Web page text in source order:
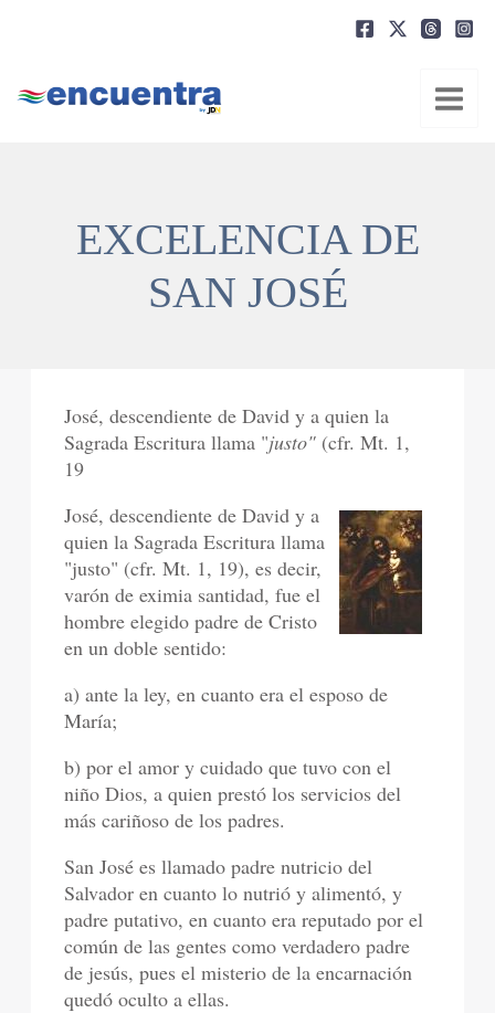
EXCELENCIA DE
SAN JOSÉ
José, descendiente de David y a quien la
Sagrada Escritura llama "justo" (cfr. Mt. 1,
19
José, descendiente de David y a
quien la Sagrada Escritura llama
"justo" (cfr. Mt. 1, 19), es decir,
varón de eximia santidad, fue el
hombre elegido padre de Cristo
en un doble sentido:
a) ante la ley, en cuanto era el esposo de
María;
b) por el amor y cuidado que tuvo con el
niño Dios, a quien prestó los servicios del
más cariñoso de los padres.
San José es llamado padre nutricio del
Salvador en cuanto lo nutrió y alimentó, y
padre putativo, en cuanto era reputado por el
común de las gentes como verdadero padre
de jesús, pues el misterio de la encarnación
quedó oculto a ellas.